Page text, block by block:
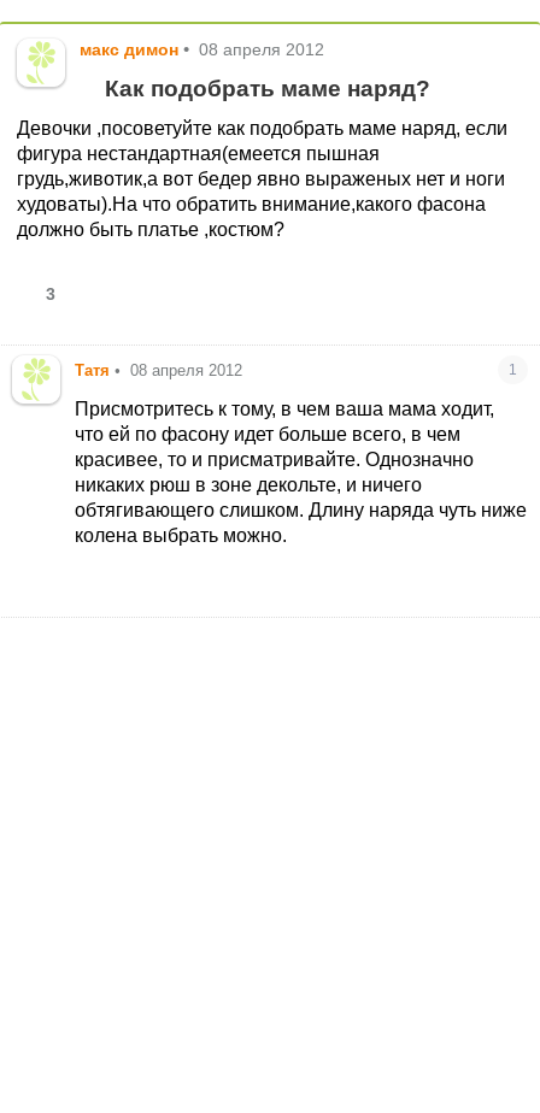
макс димон • 08 апреля 2012
Как подобрать маме наряд?
Девочки ,посоветуйте как подобрать маме наряд, если
фигура нестандартная(емеется пышная
грудь,животик,а вот бедер явно выраженых нет и ноги
худоваты).На что обратить внимание,какого фасона
должно быть платье ,костюм?
3
Татя • 08 апреля 2012 1
Присмотритесь к тому, в чем ваша мама ходит,
что ей по фасону идет больше всего, в чем
красивее, то и присматривайте. Однозначно
никаких рюш в зоне декольте, и ничего
обтягивающего слишком. Длину наряда чуть ниже
колена выбрать можно.